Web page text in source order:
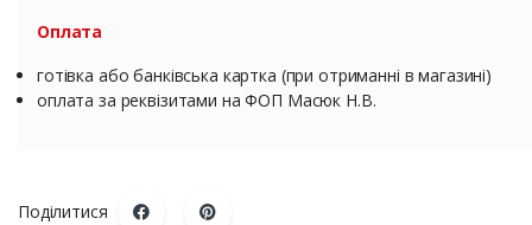
Оплата
готівка або банківська картка (при отриманні в магазині)
оплата за реквізитами на ФОП Масюк Н.В.
Поділитися